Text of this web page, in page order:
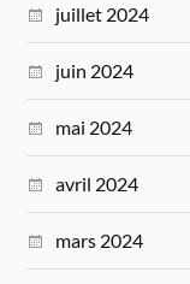
juillet 2024
juin 2024
mai 2024
avril 2024
mars 2024